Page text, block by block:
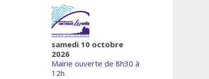
samedi 10 octobre
2026
Mairie ouverte de 8h30 à
12h